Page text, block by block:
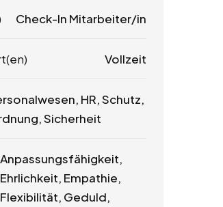
Check-In Mitarbeiter/in
Vollzeit
HR, Schutz,
Sicherheit
Anpassungsfähigkeit,
Ehrlichkeit, Empathie,
Flexibilität, Geduld,